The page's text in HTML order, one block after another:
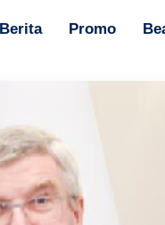
Berita Promo